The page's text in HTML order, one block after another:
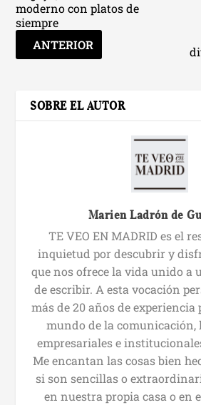
moderno con platos de
siempre
ANTERIOR
SOBRE EL AUTOR
Marien Ladrón de
TE VEO EN MADRID es el
inquietud por descubrir y
que nos ofrece la vida unido a
de escribir. A esta vocación
más de 20 años de
mundo de la comunicación,
empresariales e
Me encantan las cosas bien
si son sencillas o
en nuestra propia casa o en